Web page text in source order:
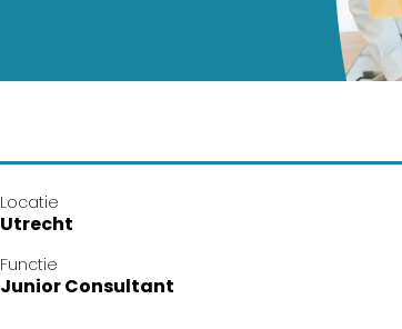
Locatie
Utrecht
Functie
Junior Consultant